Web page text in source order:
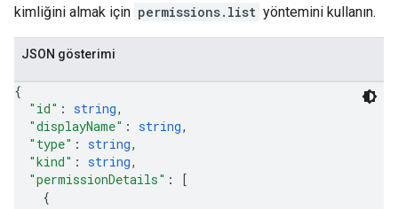
kimliğini almak için permissions.list yöntemini kullanın.
JSON gösterimi
{
"id" : string,
"displayName" : string,
"type" : string,
"kind" : string,
"permissionDetails" :
[
{